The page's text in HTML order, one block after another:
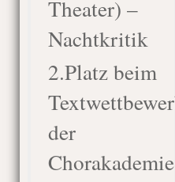
Theater) –
Nachtkritik
2.Platz beim
der
Chorakademie